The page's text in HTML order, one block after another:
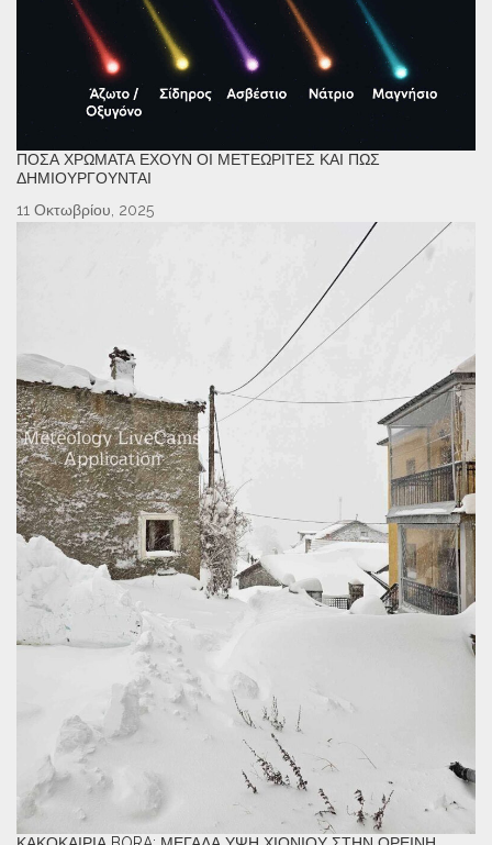
ΠΌΣΑ ΧΡΏΜΑΤΑ ΈΧΟΥΝ ΟΙ ΜΕΤΕΩΡΊΤΕΣ ΚΑΙ ΠΏΣ
ΔΗΜΙΟΥΡΓΟΎΝΤΑΙ
11 Οκτωβρίου, 2025